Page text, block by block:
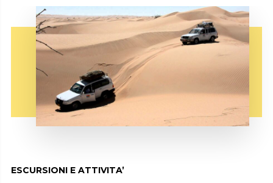
ESCURSIONI E ATTIVITA’